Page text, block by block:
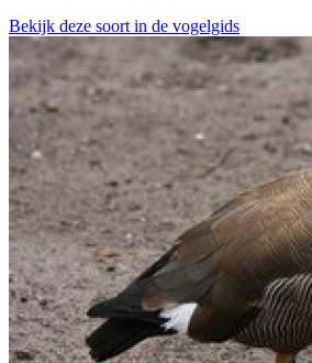
Bekijk deze soort in de vogelgids